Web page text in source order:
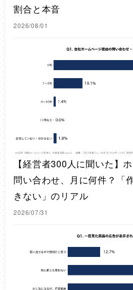
割合と本音
2026/08/01
【経営者300人に聞いた】
問い合わせ、月に何件？「
きない」のリアル
2026/07/31